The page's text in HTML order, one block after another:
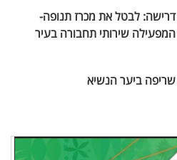
דרישה: לבטל את מכרז תנופה-
המפעילה שירותי תחבורה בעיר
שריפה ביער הנשיא